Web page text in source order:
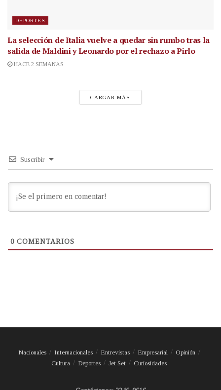
DEPORTES
La selección de Italia vuelve a quedar sin rumbo tras la
salida de Maldini y Leonardo por el rechazo a Pirlo
HACE 2 SEMANAS
CARGAR MÁS
Suscribir
0 COMENTARIOS
Nacionales Internacionales Entrevistas Empresarial
Opinión
Cultura
Deportes Jet Set Curiosidades